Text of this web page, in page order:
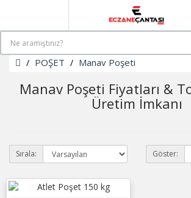
POŞET Manav Poşeti
Manav Poşeti Fiyatları &
Üretim İmkanı
Sırala: Göster: